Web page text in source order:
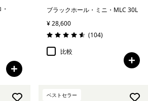
ブラックホール・ミニ・MLC 30L
¥ 28,600
評価: 4.6 / 5
(104レビュー
)
比較
ベストセラー